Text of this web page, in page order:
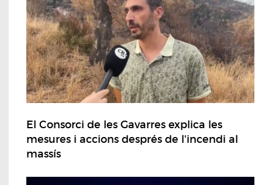
El Consorci de les Gavarres explica les
mesures i accions després de l'incendi al
massís